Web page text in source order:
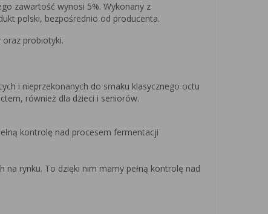
zawartość wynosi 5%. Wykonany z
polski, bezpośrednio od producenta.
oraz probiotyki.
i nieprzekonanych do smaku klasycznego octu
również dla dzieci i seniorów.
kontrolę nad procesem fermentacji
rynku. To dzięki nim mamy pełną kontrolę nad